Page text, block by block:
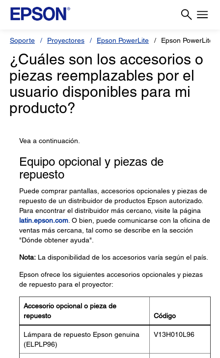
Soporte Proyectores Epson PowerLite Epson PowerLite
¿Cuáles son los accesorios o
piezas reemplazables por el
usuario disponibles para mi
producto?
Vea a continuación.
Equipo opcional y piezas de
repuesto
Puede comprar pantallas, accesorios opcionales y piezas de
repuesto de un distribuidor de productos Epson autorizado.
Para encontrar el distribuidor más cercano, visite la página
latin.epson.com . O bien, puede comunicarse con la oficina de
ventas más cercana, tal como se describe en la sección
"Dónde obtener ayuda".
Nota: La disponibilidad de los accesorios varía según el país.
Epson ofrece los siguientes accesorios opcionales y piezas
de repuesto para el proyector:
Accesorio opcional o pieza de
repuesto
Código
Lámpara de repuesto Epson genuina
(ELPLP96)
V13H010L96